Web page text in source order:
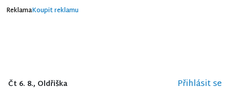
ReklamaKoupit reklamu
Čt 6. 8., Oldřiška Přihlásit se